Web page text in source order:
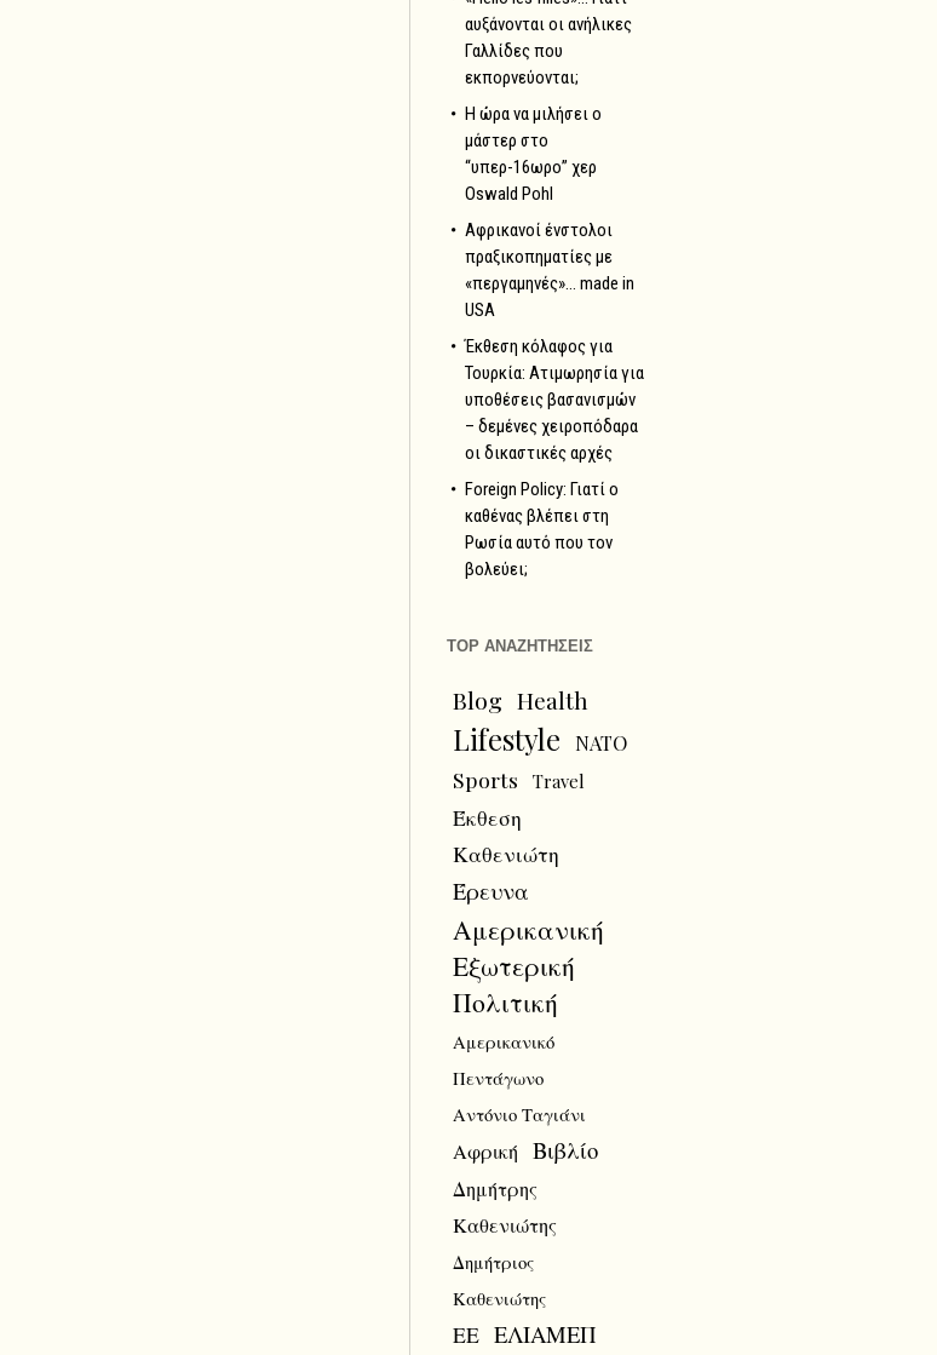
αυξάνονται οι ανήλικες
Γαλλίδες που
εκπορνεύονται;
Η ώρα να μιλήσει ο
μάστερ στο
“υπερ-16ωρο” χερ
Oswald Pohl
Αφρικανοί ένστολοι
πραξικοπηματίες με
«περγαμηνές»… made in
USA
Έκθεση κόλαφος για
Τουρκία: Ατιμωρησία για
υποθέσεις βασανισμών
– δεμένες χειροπόδαρα
οι δικαστικές αρχές
Foreign Policy: Γιατί ο
καθένας βλέπει στη
Ρωσία αυτό που τον
βολεύει;
TOP ΑΝΑΖΗΤΗΣΕΙΣ
Blog Health
Lifestyle NATO
Sports Travel
Έκθεση
Καθενιώτη
Έρευνα
Αμερικανική
Εξωτερική
Πολιτική
Αμερικανικό
Πεντάγωνο
Αντόνιο Ταγιάνι
Αφρική Βιβλίο
Δημήτρης
Καθενιώτης
Δημήτριος
Καθενιώτης
ΕΕ ΕΛΙΑΜΕΠ